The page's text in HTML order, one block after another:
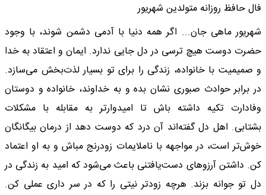
فال حافظ روزانه متولدین شهریور
شهریور ماهی جان... اگر همه دنیا با آدمی دشمن شوند، با وجود
حضرت دوست هیچ ترسی در دل جایی ندارد. ایمان و اعتقاد به خدا
و صمیمیت با خانواده، زندگی را برای تو بسیار لذت‌بخش می‌سازد.
در برابر حوادث صبوری نشان بده و به خداوند، خانواده و دوستان
وفادارت تکیه داشته باش تا امیدوارتر به مقابله با مشکلات
بشتابی. اهل دل گفته‌اند آن درد که دوست دهد از درمان بیگانگان
خوش‌تر است، در مواجهه با ناملایمات زودرنج مباش و به او اعتماد
کن. داشتن آرزوهای دست‌یافتنی باعث می‌شود که امید به زندگی در
دل تو جوانه بزند. هرچه زودتر نیتی را که در سر داری عملی کن.